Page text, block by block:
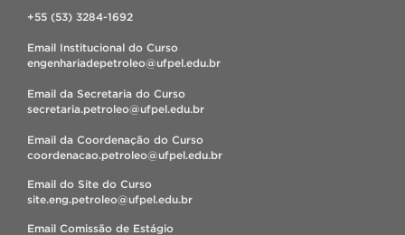
+55 (53) 3284-1692
Email Institucional do Curso
engenhariadepetroleo@ufpel.edu.br
Email da Secretaria do Curso
secretaria.petroleo@ufpel.edu.br
Email da Coordenação do Curso
coordenacao.petroleo@ufpel.edu.br
Email do Site do Curso
site.eng.petroleo@ufpel.edu.br
Email Comissão de Estágio